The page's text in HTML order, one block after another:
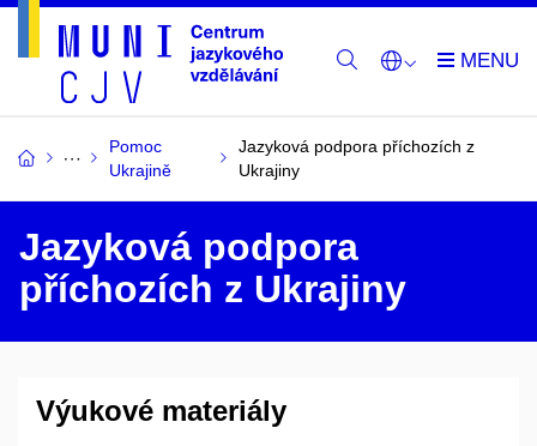
Pomoc
Ukrajině
Jazyková podpora příchozích z
Ukrajiny
Jazyková podpora
příchozích z Ukrajiny
Výukové materiály